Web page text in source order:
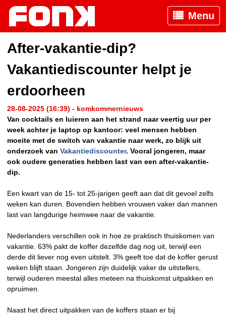
Menu
After-vakantie-dip?
Vakantiediscounter helpt je
erdoorheen
28-08-2025 (16:39) - komkommernieuws
Van cocktails en luieren aan het strand naar veertig uur per
week achter je laptop op kantoor: veel mensen hebben
moeite met de switch van vakantie naar werk, zo blijk uit
onderzoek van Vakantiediscounter. Vooral jongeren, maar
ook oudere generaties hebben last van een after-vakantie-
dip.
Een kwart van de 15- tot 25-jarigen geeft aan dat dit gevoel zelfs
weken kan duren. Bovendien hebben vrouwen vaker dan mannen
last van langdurige heimwee naar de vakantie.
Nederlanders verschillen ook in hoe ze praktisch thuiskomen van
vakantie. 63% pakt de koffer dezelfde dag nog uit, terwijl een
derde dit liever nog even uitstelt. 3% geeft toe dat de koffer gerust
weken blijft staan. Jongeren zijn duidelijk vaker de uitstellers,
terwijl ouderen meestal alles meteen na thuiskomst uitpakken en
opruimen.
Naast het direct uitpakken van de koffers staan er bij